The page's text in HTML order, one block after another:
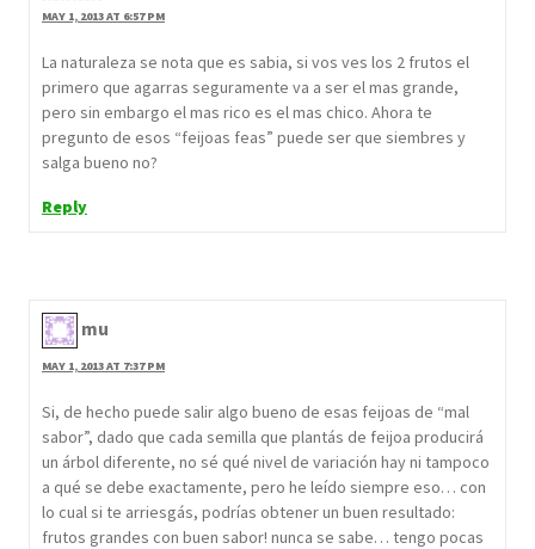
MAY 1, 2013 AT 6:57 PM
La naturaleza se nota que es sabia, si vos ves los 2 frutos el
primero que agarras seguramente va a ser el mas grande,
pero sin embargo el mas rico es el mas chico. Ahora te
pregunto de esos “feijoas feas” puede ser que siembres y
salga bueno no?
Reply
mu
MAY 1, 2013 AT 7:37 PM
Si, de hecho puede salir algo bueno de esas feijoas de “mal
sabor”, dado que cada semilla que plantás de feijoa producirá
un árbol diferente, no sé qué nivel de variación hay ni tampoco
a qué se debe exactamente, pero he leído siempre eso… con
lo cual si te arriesgás, podrías obtener un buen resultado:
frutos grandes con buen sabor! nunca se sabe… tengo pocas